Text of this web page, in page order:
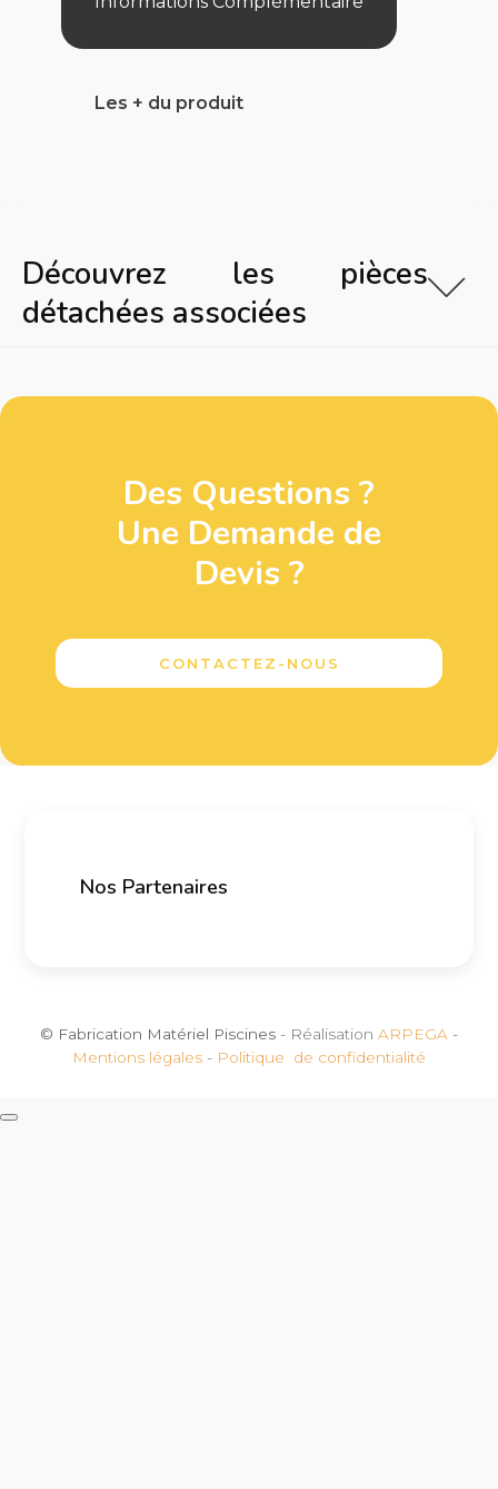
Les + du produit
Découvrez les pièces
détachées associées
Des Questions ?
Une Demande de
Devis ?
CONTACTEZ-NOUS
Nos Partenaires
© Fabrication Matériel Piscines - Réalisation ARPEGA -
Mentions légales - Politique de confidentialité